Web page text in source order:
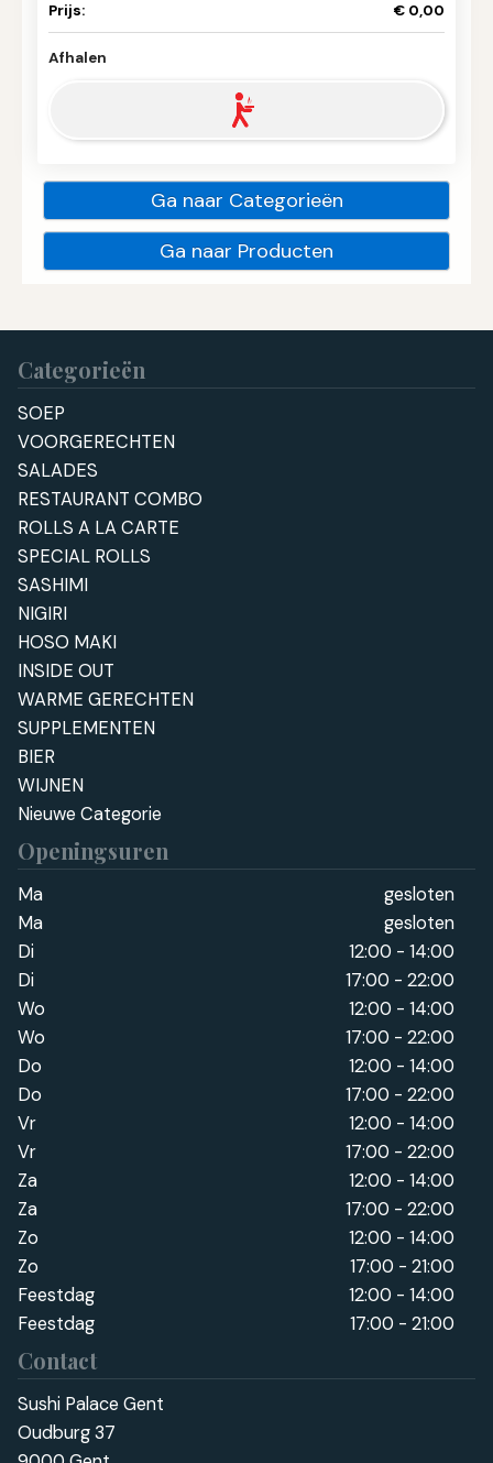
Prijs: € 0,00
Afhalen
Ga naar Categorieën
Ga naar Producten
Categorieën
SOEP
VOORGERECHTEN
SALADES
RESTAURANT COMBO
ROLLS A LA CARTE
SPECIAL ROLLS
SASHIMI
NIGIRI
HOSO MAKI
INSIDE OUT
WARME GERECHTEN
SUPPLEMENTEN
BIER
WIJNEN
Nieuwe Categorie
Openingsuren
Ma
gesloten
Ma
gesloten
Di
12:00 - 14:00
Di
17:00 - 22:00
Wo
12:00 - 14:00
Wo
17:00 - 22:00
Do
12:00 - 14:00
Do
17:00 - 22:00
Vr
12:00 - 14:00
Vr
17:00 - 22:00
Za
12:00 - 14:00
Za
17:00 - 22:00
Zo
12:00 - 14:00
Zo
17:00 - 21:00
Feestdag
12:00 - 14:00
Feestdag
17:00 - 21:00
Contact
Sushi Palace Gent
Oudburg 37